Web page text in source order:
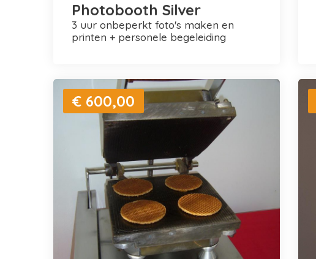
Photobooth Silver
3 uur onbeperkt foto's maken en
printen + personele begeleiding
€ 600,00